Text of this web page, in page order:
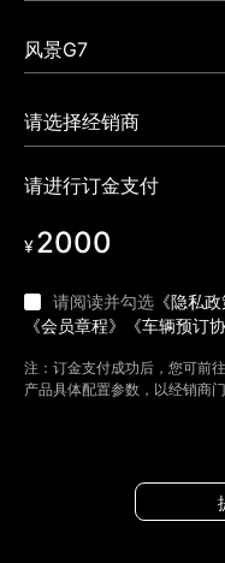
请进行订金支付
¥2000
请阅读并勾选 《隐私政
《会员章程》
《车辆预订协
注：订金支付成功后，您可前
产品具体配置参数，以经销商